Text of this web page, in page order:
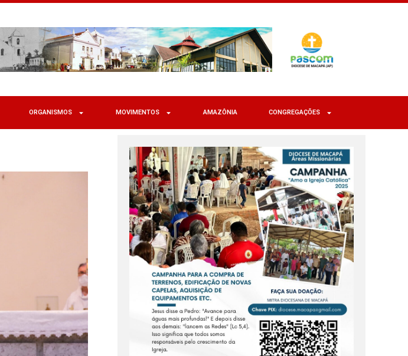
ORGANISMOS MOVIMENTOS AMAZÔNIA CONGREGAÇÕES